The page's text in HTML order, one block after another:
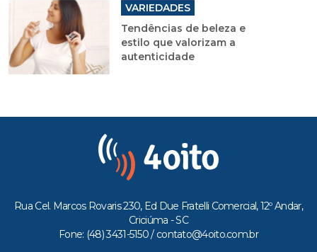
VARIEDADES
Tendências de beleza e
estilo que valorizam a
autenticidade
Rua Cel. Marcos Rovaris 230, Ed Due Fratelli Comercial, 12º Andar,
Criciúma - SC
Fone: (48) 3431-5150 / contato@4oito.com.br